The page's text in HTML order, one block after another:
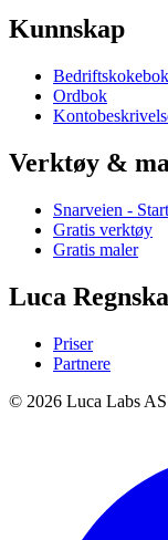
Kunnskap
Ordbok
Verktøy &
Snarveien -
Gratis verktøy
Gratis maler
Luca
Priser
Partnere
© 2026 Luca Labs